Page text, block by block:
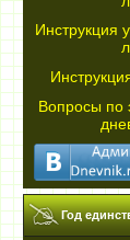
Инструкция
Вопросы по
Год